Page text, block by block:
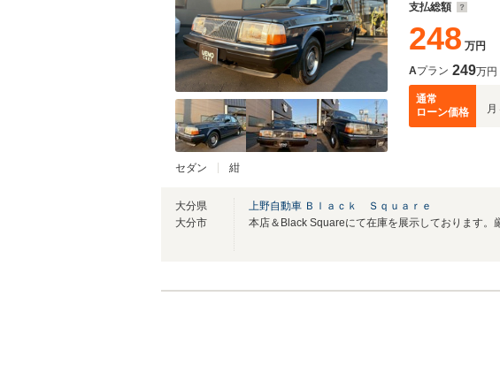
セダン 紺
支払総額
248 万円
Aプラン 249万円
通常
ローン価格
月
大分県
大分市
上野自動車 Ｂｌａｃｋ Ｓｑｕａｒｅ